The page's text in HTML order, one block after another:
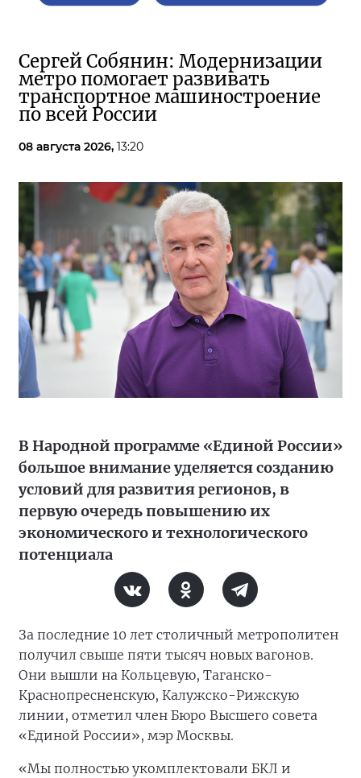
Сергей Собянин: Модернизации
метро помогает развивать
транспортное машиностроение
по всей России
08 августа 2026, 13:20
В Народной программе «Единой России»
большое внимание уделяется созданию
условий для развития регионов, в
первую очередь повышению их
экономического и технологического
потенциала
За последние 10 лет столичный метрополитен
получил свыше пяти тысяч новых вагонов.
Они вышли на Кольцевую, Таганско-
Краснопресненскую, Калужско-Рижскую
линии, отметил член Бюро Высшего совета
«Единой России», мэр Москвы.
«Мы полностью укомплектовали БКЛ и